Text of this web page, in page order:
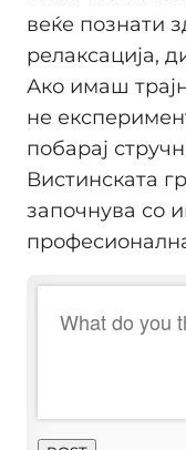
веќе познати
релаксација,
Ако имаш
не
побарај
Вистинската
започнува со